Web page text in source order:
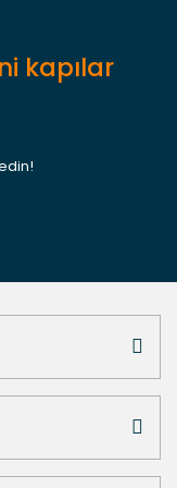
kapılar